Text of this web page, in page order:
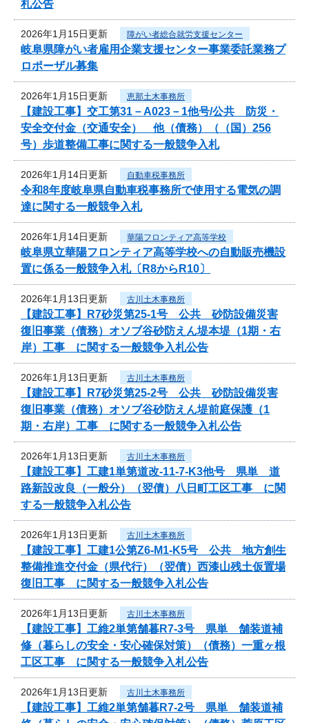
札公告
2026年1月15日更新 障がい者総合就労支援センター
岐阜県障がい者雇用企業支援センター事業委託業務プ
ロポーザル募集
2026年1月15日更新 恵那土木事務所
【建設工事】交工第31－A023－1他号/公共 防災・
安全交付金（交通安全） 他（債務）（（国）256
号）歩道整備工事に関する一般競争入札
2026年1月14日更新 自動車税事務所
令和8年度岐阜県自動車税事務所で使用する電気の調
達に関する一般競争入札
2026年1月14日更新 華陽フロンティア高等学校
岐阜県立華陽フロンティア高等学校への自動販売機設
置に係る一般競争入札〔R8からR10〕
2026年1月13日更新 古川土木事務所
【建設工事】R7砂災第25-1号 公共 砂防設備災害
復旧事業（債務）オソブ谷砂防えん堤本堤（1期・右
岸）工事 に関する一般競争入札公告
2026年1月13日更新 古川土木事務所
【建設工事】R7砂災第25-2号 公共 砂防設備災害
復旧事業（債務）オソブ谷砂防えん堤前庭保護（1
期・右岸）工事 に関する一般競争入札公告
2026年1月13日更新 古川土木事務所
【建設工事】工建1単第道改-11-7-K3他号 県単 道
路新設改良（一般分）（翌債）八日町工区工事 に関
する一般競争入札公告
2026年1月13日更新 古川土木事務所
【建設工事】工建1公第Z6-M1-K5号 公共 地方創生
整備推進交付金（県代行）（翌債）西漆山残土仮置場
復旧工事 に関する一般競争入札公告
2026年1月13日更新 古川土木事務所
【建設工事】工維2単第舗暮R7-3号 県単 舗装道補
修（暮らしの安全・安心確保対策）（債務）一重ヶ根
工区工事 に関する一般競争入札公告
2026年1月13日更新 古川土木事務所
【建設工事】工維2単第舗暮R7-2号 県単 舗装道補